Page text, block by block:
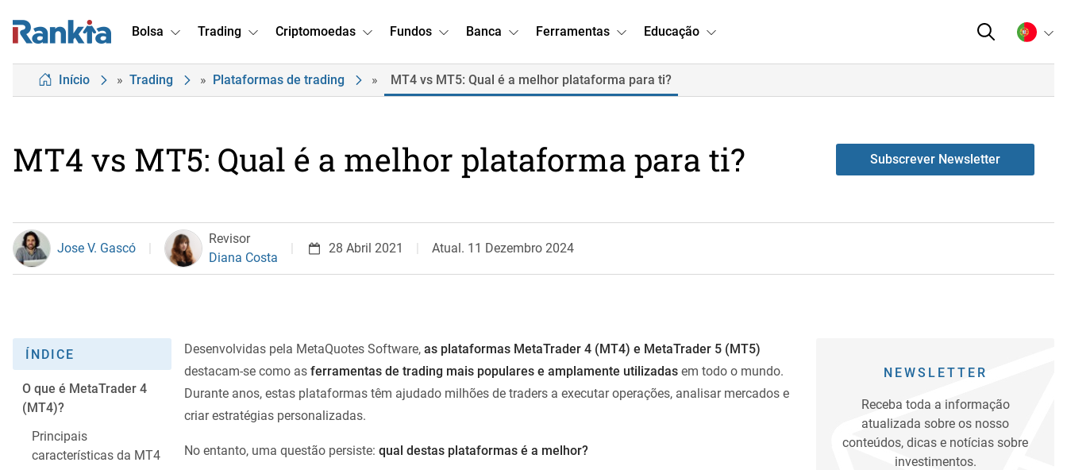
Bolsa Trading Criptomoedas Fundos Banca Ferramentas Educação
Início » Trading » Plataformas de trading » MT4 vs MT5: Qual é a melhor plataforma para ti?
MT4 vs MT5: Qual é a melhor plataforma para ti? Subscrever Newsletter
Jose V. Gascó
Revisor
Diana Costa
28 Abril 2021 Atual. 11 Dezembro 2024
ÍNDICE
O que é MetaTrader 4
(MT4)?
Principais
características da MT4
Desenvolvidas pela MetaQuotes Software, as plataformas MetaTrader 4 (MT4) e MetaTrader 5 (MT5)
destacam-se como as ferramentas de trading mais populares e amplamente utilizadas em todo o mundo.
Durante anos, estas plataformas têm ajudado milhões de traders a executar operações, analisar mercados e
criar estratégias personalizadas.
No entanto, uma questão persiste: qual destas plataformas é a melhor?
NEWSLETTER
Receba toda a informação
atualizada sobre os nosso
conteúdos, dicas e notícias sobre
investimentos.